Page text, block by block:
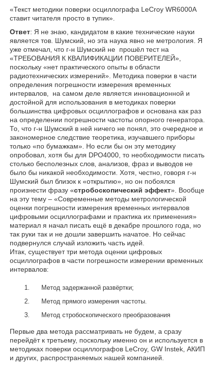
«Текст методики поверки осциллографа LeCroy WR6000A
ставит читателя просто в тупик».
Ответ: Я не знаю, кандидатом в какие технические науки
является тов. Шумский, но эта наука явно не метрология. Я
уже отмечал, что г-н Шумский не прошёл тест на
«ТРЕБОВАНИЯ К КВАЛИФИКАЦИИ ПОВЕРИТЕЛЕЙ»,
поскольку «нет практического опыты в области
радиотехнических измерений». Методика поверки в части
определения погрешности измерения временных
интервалов, на самом деле является инновационной и
достойной для использования в методиках поверки
большинства цифровых осциллографов и основана как раз
на определении погрешности частоты опорного генератора.
То, что г-н Шумский в ней ничего не понял, это очередное и
закономерное следствие теоретика, изучавшего приборы
только «по бумажкам». Но если бы он эту методику
опробовал, хотя бы для DPO4000, то необходимости писать
столько бесполезных слов, анализов, фраз и выводов не
было бы никакой необходимости. Хотя, честно, говоря г-н
Шумский был близок к «открытию», но он побоялся
произнести фразу «стробоскопический эффект». Вообще
на эту тему – «Современные методы метрологической
оценки погрешности измерения временных интервалов
цифровыми осциллографами и практика их применения»
материал я начал писать ещё в декабре прошлого года, но
так руки так и не дошли завершить начатое. Но сейчас
подвернулся случай изложить часть идей.
Итак, существует три метода оценки цифровых
осциллографов в части погрешности измерении временных
интервалов:
Метод задержанной развёртки;
Метод прямого измерения частоты.
Метод стробоскопического преобразования
Первые два метода рассматривать не будем, а сразу
перейдёт к третьему, поскольку именно он и используется в
методиках поверки осциллографов LeCroy, GW Instek, АКИП
и других, распространяемых нашей компанией.